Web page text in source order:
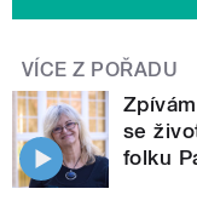
VÍCE Z POŘADU
se
folku